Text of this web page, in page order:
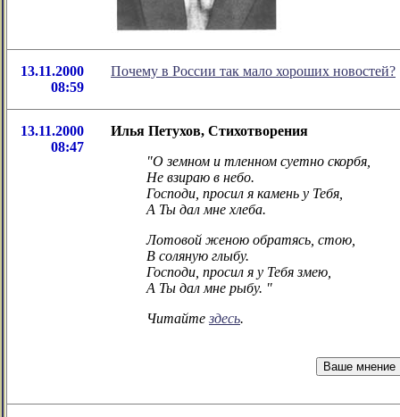
13.11.2000
08:59
Почему в России так мало хороших новостей?
13.11.2000
08:47
Илья Петухов, Стихотворения
"О земном и тленном суетно скорбя,
Не взираю в небо.
Господи, просил я камень у Тебя,
А Ты дал мне хлеба.
Лотовой женою обратясь, стою,
В соляную глыбу.
Господи, просил я у Тебя змею,
А Ты дал мне рыбу. "
Читайте здесь.